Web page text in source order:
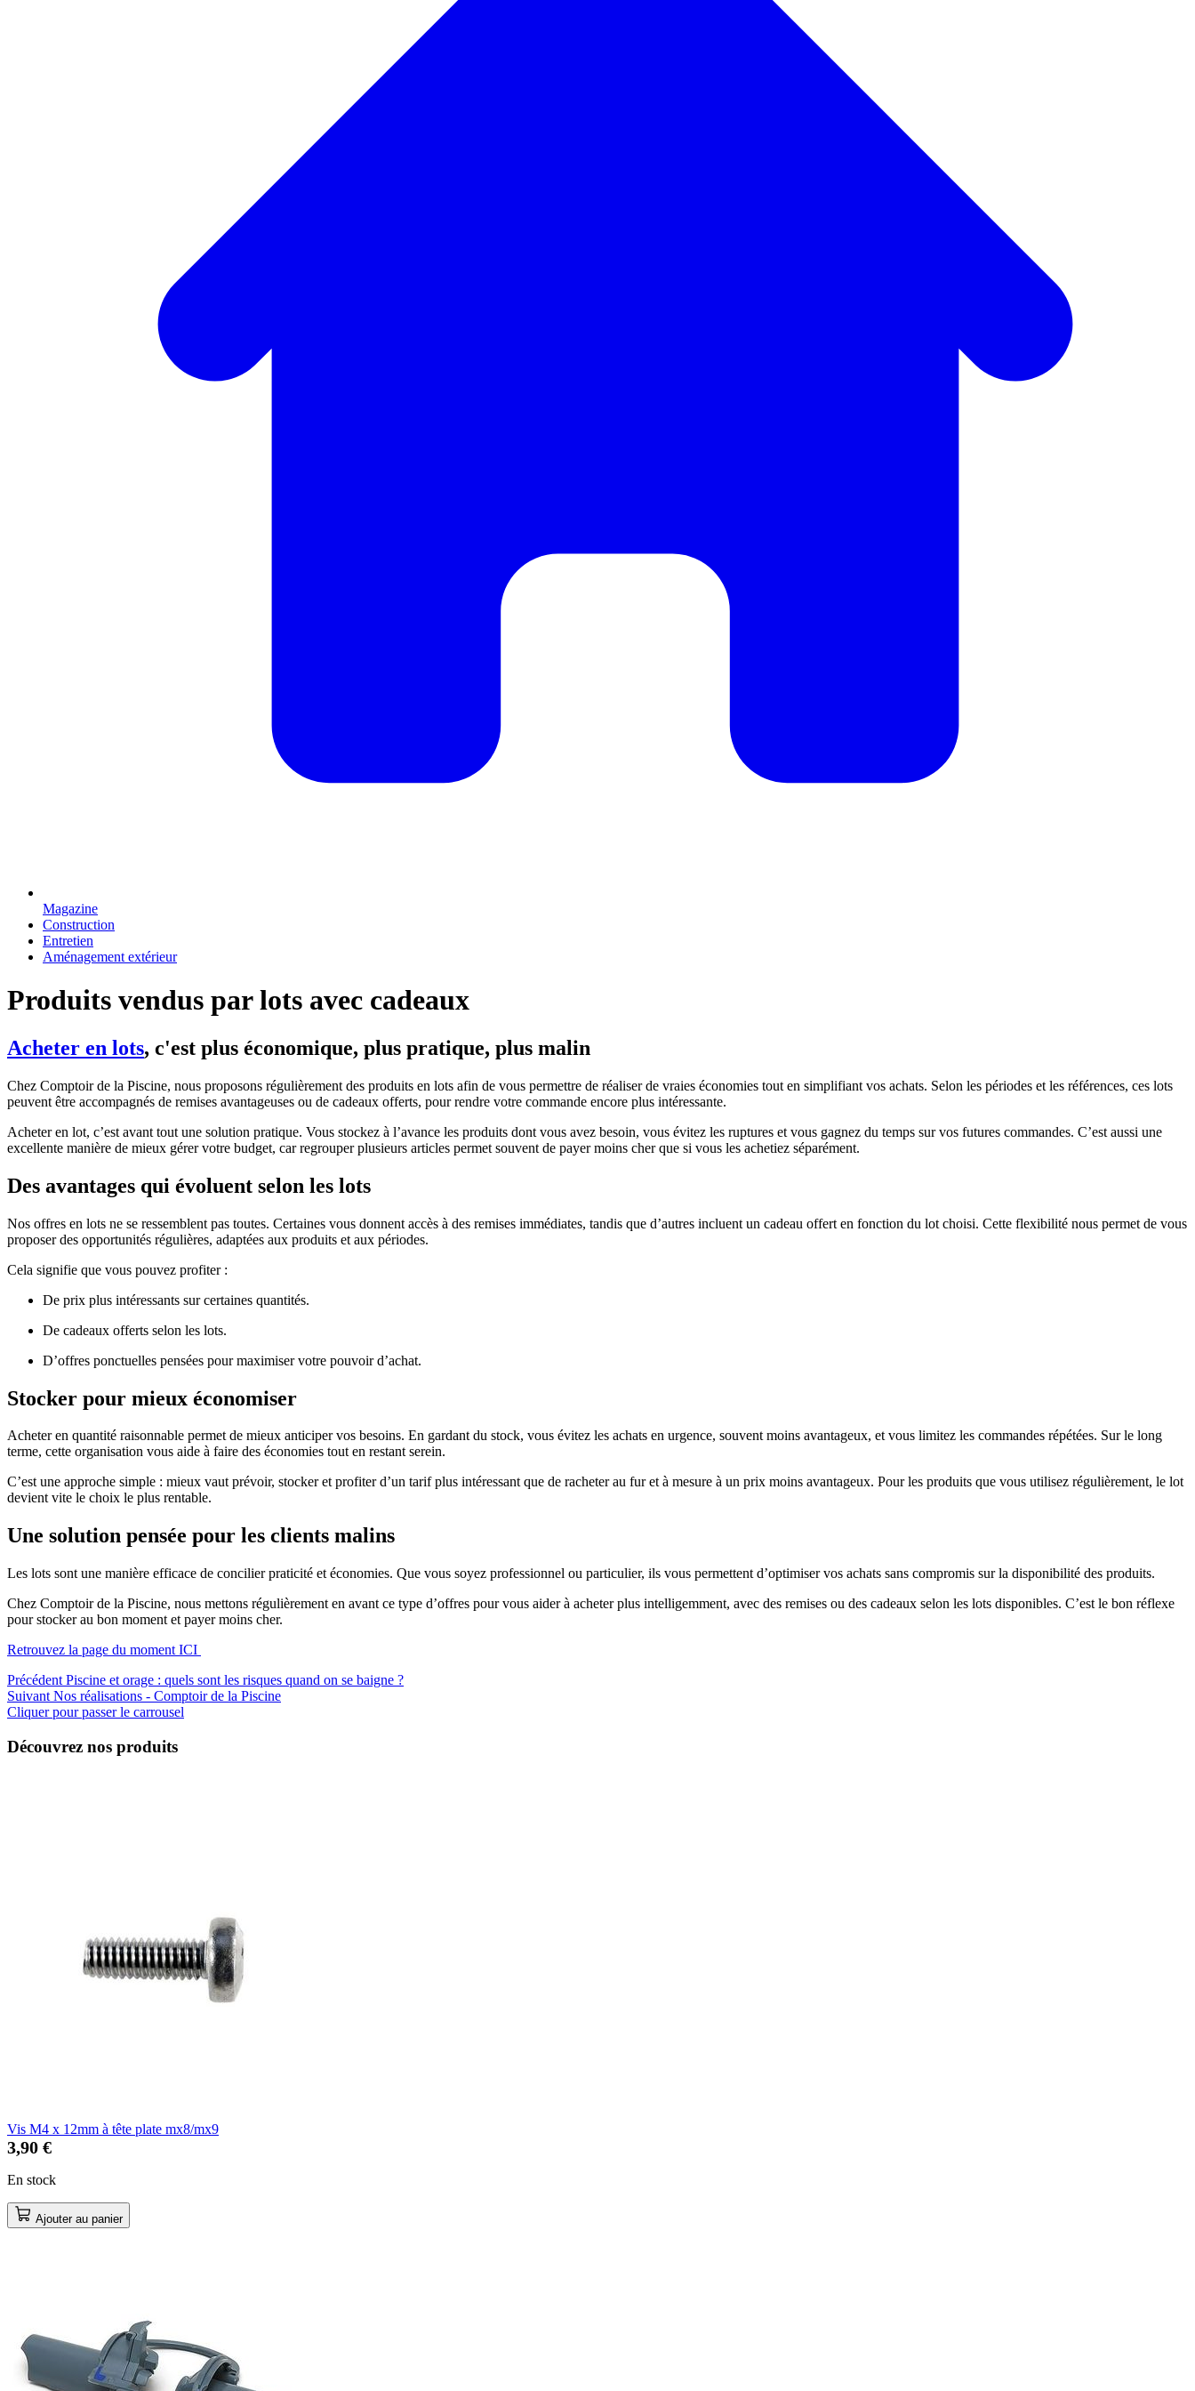
Magazine
Construction
Entretien
Aménagement extérieur
Produits vendus par lots avec cadeaux
Acheter en lots, c'est plus économique, plus pratique, plus malin
Chez Comptoir de la Piscine, nous proposons régulièrement des produits en lots afin de vous permettre de réaliser de vraies économies tout en simplifiant vos achats. Selon les périodes et les références, ces lots
peuvent être accompagnés de remises avantageuses ou de cadeaux offerts, pour rendre votre commande encore plus intéressante.
Acheter en lot, c’est avant tout une solution pratique. Vous stockez à l’avance les produits dont vous avez besoin, vous évitez les ruptures et vous gagnez du temps sur vos futures commandes. C’est aussi une
excellente manière de mieux gérer votre budget, car regrouper plusieurs articles permet souvent de payer moins cher que si vous les achetiez séparément.
Des avantages qui évoluent selon les lots
Nos offres en lots ne se ressemblent pas toutes. Certaines vous donnent accès à des remises immédiates, tandis que d’autres incluent un cadeau offert en fonction du lot choisi. Cette flexibilité nous permet de vous
proposer des opportunités régulières, adaptées aux produits et aux périodes.
Cela signifie que vous pouvez profiter :
De prix plus intéressants sur certaines quantités.
De cadeaux offerts selon les lots.
D’offres ponctuelles pensées pour maximiser votre pouvoir d’achat.
Stocker pour mieux économiser
Acheter en quantité raisonnable permet de mieux anticiper vos besoins. En gardant du stock, vous évitez les achats en urgence, souvent moins avantageux, et vous limitez les commandes répétées. Sur le long
terme, cette organisation vous aide à faire des économies tout en restant serein.
C’est une approche simple : mieux vaut prévoir, stocker et profiter d’un tarif plus intéressant que de racheter au fur et à mesure à un prix moins avantageux. Pour les produits que vous utilisez régulièrement, le lot
devient vite le choix le plus rentable.
Une solution pensée pour les clients malins
Les lots sont une manière efficace de concilier praticité et économies. Que vous soyez professionnel ou particulier, ils vous permettent d’optimiser vos achats sans compromis sur la disponibilité des produits.
Chez Comptoir de la Piscine, nous mettons régulièrement en avant ce type d’offres pour vous aider à acheter plus intelligemment, avec des remises ou des cadeaux selon les lots disponibles. C’est le bon réflexe
pour stocker au bon moment et payer moins cher.
Retrouvez la page du moment ICI
Précédent Piscine et orage : quels sont les risques quand on se baigne ?
Suivant Nos réalisations - Comptoir de la Piscine
Cliquer pour passer le carrousel
Découvrez nos produits
Vis M4 x 12mm à tête plate mx8/mx9
3,90 €
En stock
Ajouter au panier